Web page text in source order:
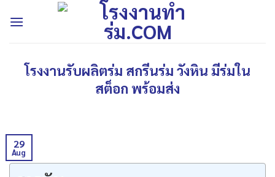
โรงงานรับผลิตร่ม สกรีนร่ม วังหิน มีร่มใน
สต็อก พร้อมส่ง
29
Aug